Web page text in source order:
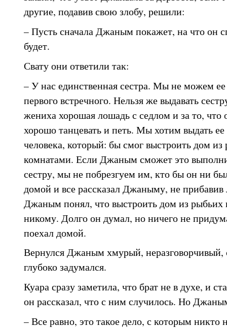
другие, подавив свою злобу, решили:
– Пусть сначала Джаным покажет, на что он
будет.
Свату они ответили так:
– У нас единственная сестра. Мы не можем
первого встречного. Нельзя же выдавать
жениха хорошая лошадь с седлом и за то, что
хорошо танцевать и петь. Мы хотим выдать ее
человека, который: бы смог выстроить дом
комнатами. Если Джаным сможет это
сестру, мы не побрезгуем им, кто бы он ни
домой и все рассказал Джаныму, не прибавив
Джаным понял, что выстроить дом из рыбьих
никому. Долго он думал, но ничего не
поехал домой.
Вернулся Джаным хмурый, неразговорчивый,
глубоко задумался.
Куара сразу заметила, что брат не в духе, и
он рассказал, что с ним случилось. Но
– Все равно, это такое дело, с которым никто